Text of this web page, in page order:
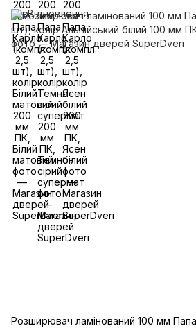
Розширювач ламінований 100 мм